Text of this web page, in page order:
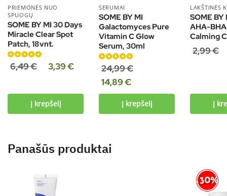
PRIEMONĖS NUO
SPUOGŲ
SOME BY MI 30 Days
Miracle Clear Spot
Patch, 18vnt.
Įvertinimas:
4.80
6,49€ 3,39€
Į krepšelį
SERUMAI
SOME BY MI
Galactomyces Pure
Vitamin C Glow
Serum, 30ml
Įvertinimas:
iš 5
24,99€
14,89€
Į krepšelį
LAKŠTINĖS
SOME BY
AHA-
Calming
2,99€
Į
Panašūs produktai
-30%